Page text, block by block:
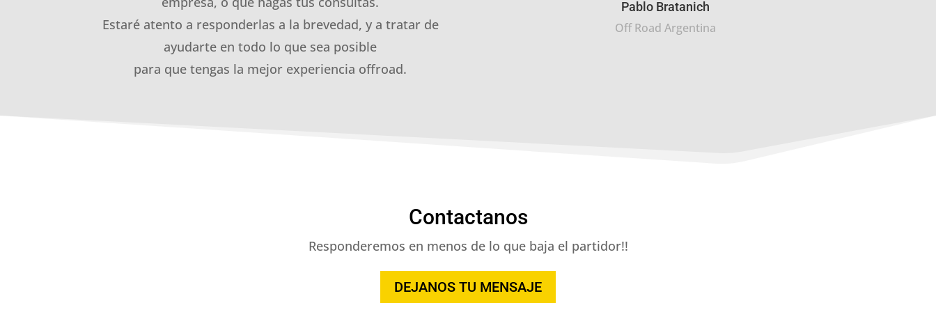
Estaré atento a responderlas a la brevedad, y a tratar de
ayudarte en todo lo que sea posible
para que tengas la mejor experiencia offroad.
Pablo Bratanich
Off Road Argentina
Contactanos
Responderemos en menos de lo que baja el partidor!!
DEJANOS TU MENSAJE